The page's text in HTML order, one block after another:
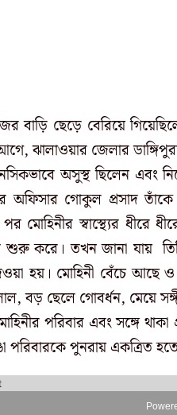
ছেড়ে বেরিয়ে
ঝালাওয়ার জেলার
অসুস্থ ছিলেন এবং
অফিসার গোকুল প্রসাদ
স্বাস্থ্যের ধীরে
শুরু করে। তখন জানা যায়
হয়। মোহিনী বেঁচে
বড় ছেলে গোবর্ধন, মেয়ে
পরিবার এবং সঙ্গে থাকা
পুনরায় একত্রিত